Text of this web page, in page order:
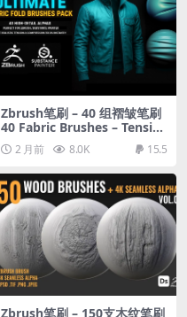
Zbrush笔刷 – 40 组褶皱笔刷
40 Fabric Brushes – Tensio
n & Compression Folds
2 月前 8.0K 15.5
Zbrush笔刷 – 150支木纹笔刷